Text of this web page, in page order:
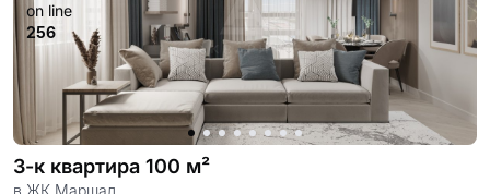
on line
256
3-к квартира 100 м²
в ЖК Маршал